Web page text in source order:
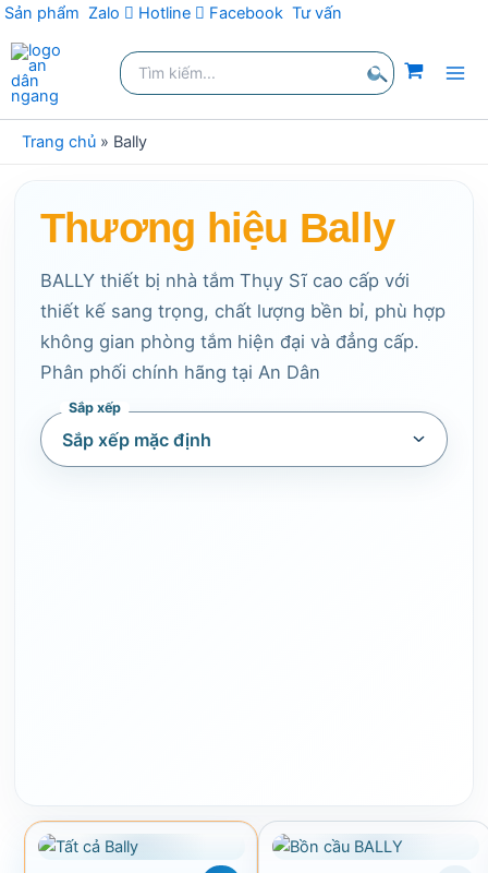
Sản phẩm Zalo Hotline Facebook Tư vấn
Nhảy
tới
nội
dung
Tìm
kiếm:
kiếm
Trang chủ » Bally
Thương hiệu Bally
BALLY thiết bị nhà tắm Thụy Sĩ cao cấp với
thiết kế sang trọng, chất lượng bền bỉ, phù hợp
không gian phòng tắm hiện đại và đẳng cấp.
Phân phối chính hãng tại An Dân